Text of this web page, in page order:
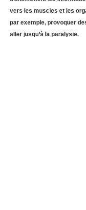
vers les muscles et les
par exemple, provoquer
aller jusqu’à la paralysie.